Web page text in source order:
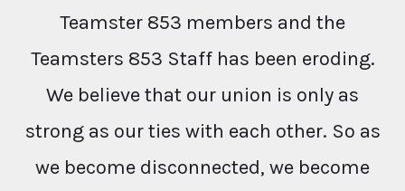
Teamster 853 members and the
Teamsters 853 Staff has been eroding.
We believe that our union is only as
strong as our ties with each other. So as
we become disconnected, we become